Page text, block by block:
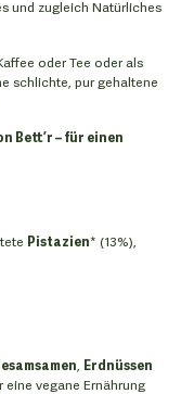
und zugleich Natürliches
oder Tee oder als
schlichte, pur gehaltene
Bett’r – für einen
Pistazien* (13%),
Erdnüssen
eine vegane Ernährung